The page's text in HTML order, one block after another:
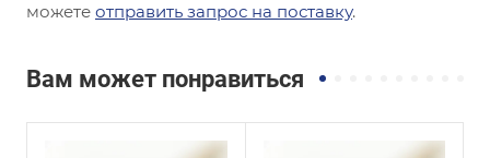
можете отправить запрос на поставку.
Вам может понравиться